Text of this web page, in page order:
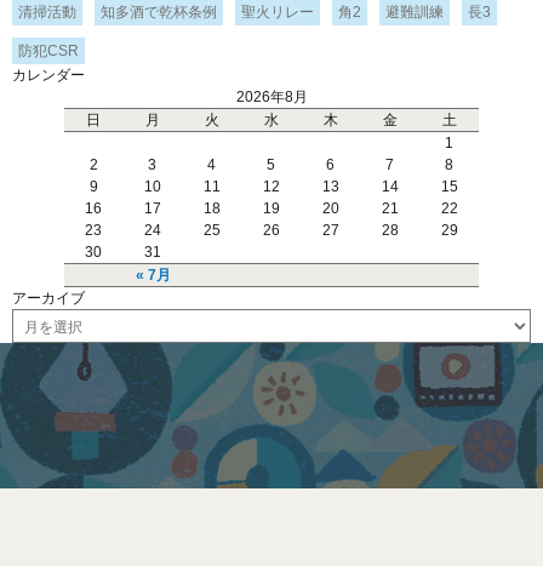
清掃活動 知多酒で乾杯条例 聖火リレー 角2 避難訓練 長3
防犯CSR
カレンダー
2026年8月
日
月 火 水 木 金 土
« 7月
1
2
3 4 5 6 7
8
9
10 11 12 13 14
15
16
17 18 19 20 21
22
23
24 25 26 27 28
29
30
31
アーカイブ
ー
ブ